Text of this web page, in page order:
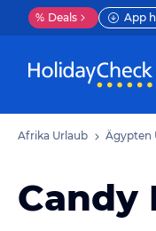
% Deals App
Afrika Urlaub Ägypten
Candy